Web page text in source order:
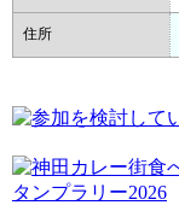
住所